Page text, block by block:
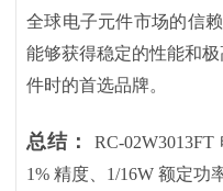
全球电子元件市场的信
能够获得稳定的性能和
件时的首选品牌。
总结：
RC-
1% 精度、1/16W 额定功